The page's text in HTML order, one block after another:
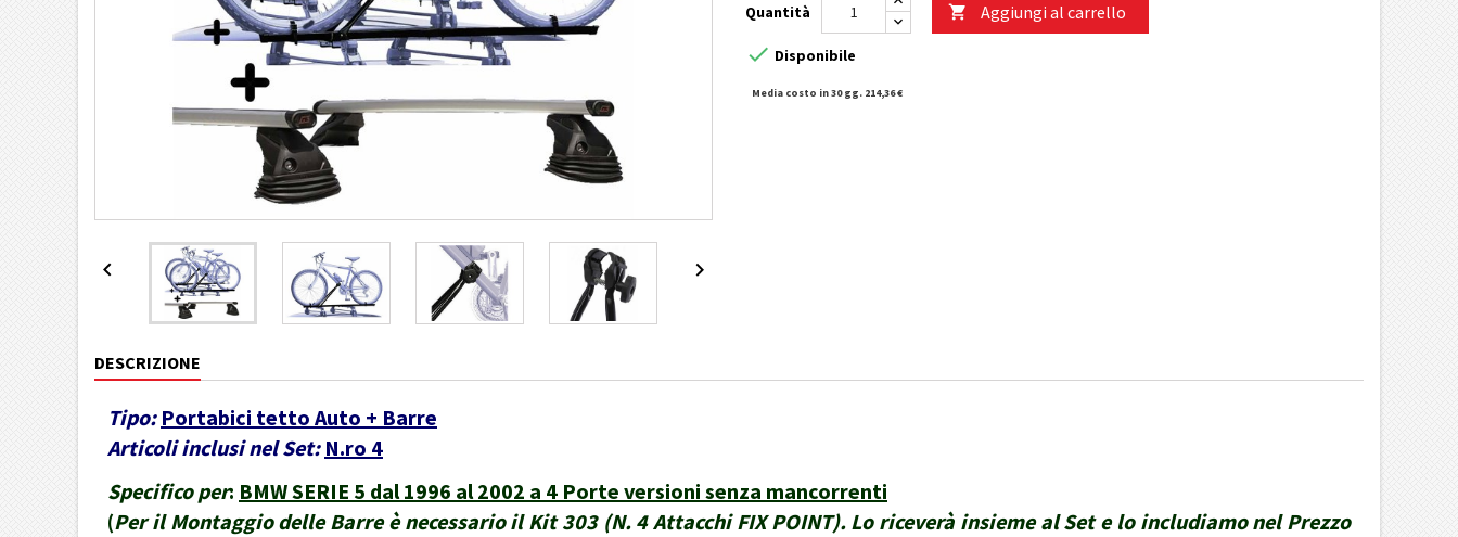
 
Quantità  Aggiungi al carrello
 Disponibile
Media costo in 30 gg. 214,36 €
DESCRIZIONE
Tipo: Portabici tetto Auto + Barre
Articoli inclusi nel Set: N.ro 4
Specifico per: BMW SERIE 5 dal 1996 al 2002 a 4 Porte versioni senza mancorrenti
(Per il Montaggio delle Barre è necessario il Kit 303 (N. 4 Attacchi FIX POINT). Lo riceverà insieme al Set e lo includiamo nel Prezzo